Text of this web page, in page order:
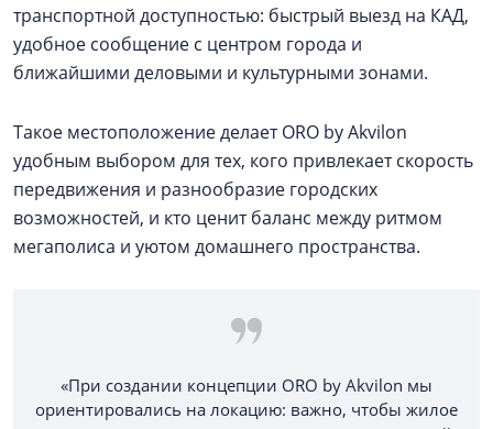
транспортной доступностью: быстрый выезд на КАД,
удобное сообщение с центром города и
ближайшими деловыми и культурными зонами.
Такое местоположение делает ORO by Akvilon
удобным выбором для тех, кого привлекает скорость
передвижения и разнообразие городских
возможностей, и кто ценит баланс между ритмом
мегаполиса и уютом домашнего пространства.
«При создании концепции ORO by Akvilon мы
ориентировались на локацию: важно, чтобы жилое